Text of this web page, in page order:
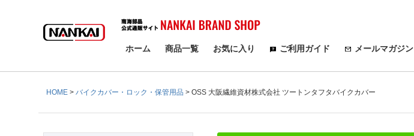
検索
ホーム 商品一覧 お気に入り ご利用ガイド メールマガジン
HOME バイクカバー・ロック・保管用品 OSS 大阪繊維資材株式会社 ツートンタフタバイクカバー